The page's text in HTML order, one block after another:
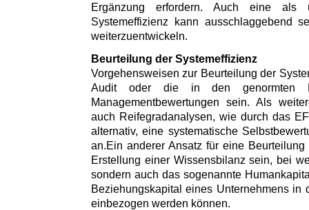
Ergänzung erfordern. Auch eine als
Systemeffizienz kann ausschlaggebend
weiterzuentwickeln.
Beurteilung der Systemeffizienz
Vorgehensweisen zur Beurteilung der
Audit oder die in den genormten
Managementbewertungen sein. Als
auch Reifegradanalysen, wie durch das
alternativ, eine systematische
an.Ein anderer Ansatz für eine
Erstellung einer Wissensbilanz sein, bei
sondern auch das sogenannte
Beziehungskapital eines Unternehmens in
einbezogen werden können.